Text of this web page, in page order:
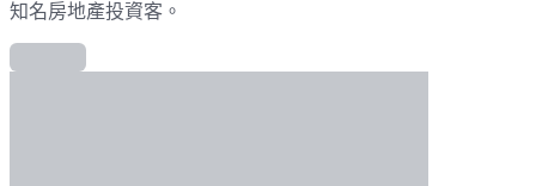
知名房地產投資客。